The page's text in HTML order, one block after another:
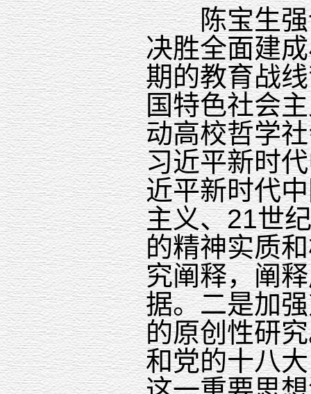
陈宝生强
决胜全面建
期的教育战
国特色社会
动高校哲学
习近平新时
近平新时代
主义、21世
的精神实质
究阐释，阐
据。二是加
的原创性研
和党的十八